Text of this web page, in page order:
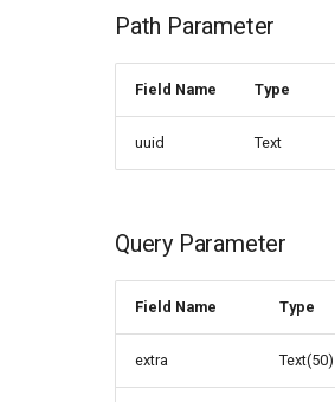
Path Parameter
Field Name Type
uuid Text
Query Parameter
Field Name Type
extra Text(50)